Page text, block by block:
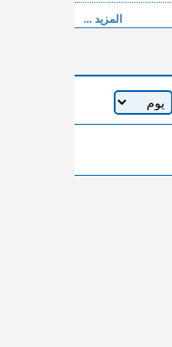
المزيد ...